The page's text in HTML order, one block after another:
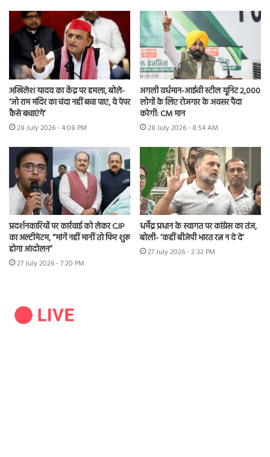
अखिलेश यादव का केंद्र पर हमला, बोले-
‘जो राम मंदिर का चंदा नहीं बचा पाए, वे पेपर
कैसे बचाएंगे’
28 July 2026 - 4:08 PM
अगली वर्धमान-आईची स्टील यूनिट 2,000
लोगों के लिए रोजगार के अवसर पैदा
करेगी: CM मान
28 July 2026 - 8:54 AM
प्रदर्शनकारियों पर कार्रवाई को लेकर CJP
का अल्टीमेटम, “मांगें नहीं मानीं तो फिर शुरू
होगा आंदोलन”
27 July 2026 - 7:20 PM
धर्मेंद्र प्रधान के स्वागत पर कांग्रेस का तंज,
बोली- ‘कहीं बीजेपी भारत रत्न न दे दे’
27 July 2026 - 2:32 PM